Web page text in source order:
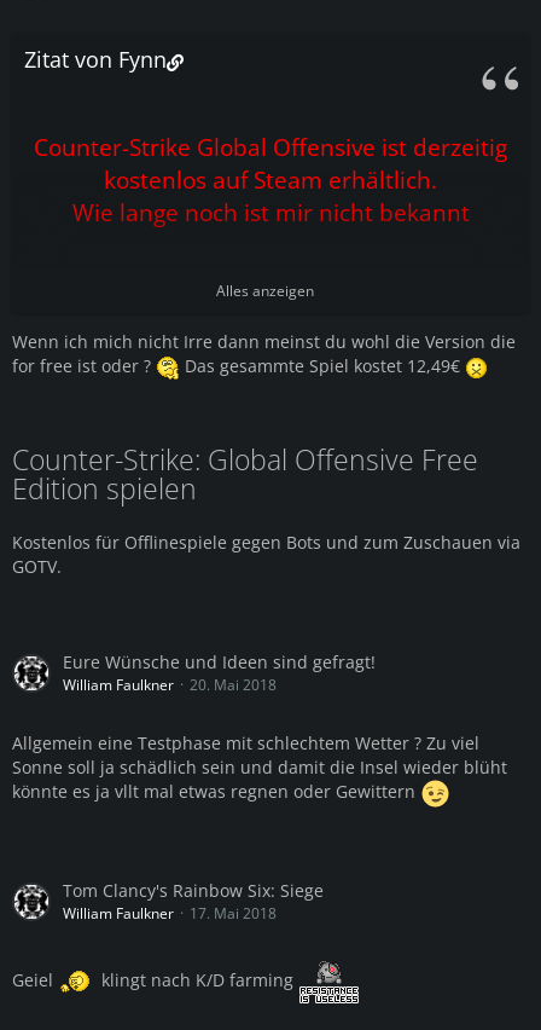
Zitat von Fynn
Counter-Strike Global Offensive ist derzeitig
kostenlos auf Steam erhältlich.
Wie lange noch ist mir nicht bekannt
2-play.de/attachment/4565/
Alles anzeigen
Wenn ich mich nicht Irre dann meinst du wohl die Version die
for free ist oder ?
Das gesammte Spiel kostet 12,49€
Counter-Strike: Global Offensive Free
Edition spielen
Kostenlos für Offlinespiele gegen Bots und zum Zuschauen via
GOTV.
Eure Wünsche und Ideen sind gefragt!
William Faulkner 20. Mai 2018
Allgemein eine Testphase mit schlechtem Wetter ? Zu viel
Sonne soll ja schädlich sein und damit die Insel wieder blüht
könnte es ja vllt mal etwas regnen oder Gewittern
Tom Clancy's Rainbow Six: Siege
William Faulkner 17. Mai 2018
Geiel klingt nach K/D farming